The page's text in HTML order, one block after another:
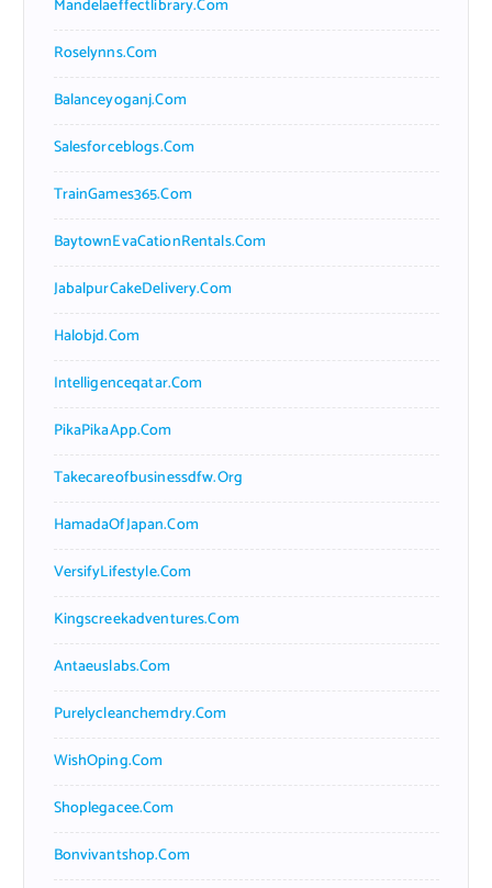
Mandelaeffectlibrary.com
Roselynns.com
Balanceyoganj.com
Salesforceblogs.com
TrainGames365.com
BaytownEvaCationRentals.com
JabalpurCakeDelivery.com
Halobjd.com
Intelligenceqatar.com
PikaPikaApp.com
Takecareofbusinessdfw.org
HamadaOfJapan.com
VersifyLifestyle.com
Kingscreekadventures.com
Antaeuslabs.com
Purelycleanchemdry.com
WishOping.com
Shoplegacee.com
Bonvivantshop.com